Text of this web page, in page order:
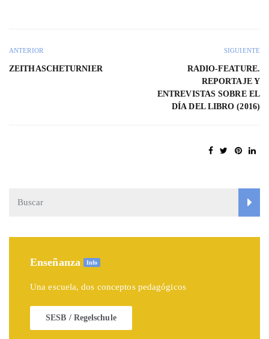
ANTERIOR
ZEITHASCHETURNIER
SIGUIENTE
RADIO-FEATURE.
REPORTAJE Y
ENTREVISTAS SOBRE EL
DÍA DEL LIBRO (2016)
Enseñanza Info
Una escuela, dos conceptos pedagógicos
SESB / Regelschule